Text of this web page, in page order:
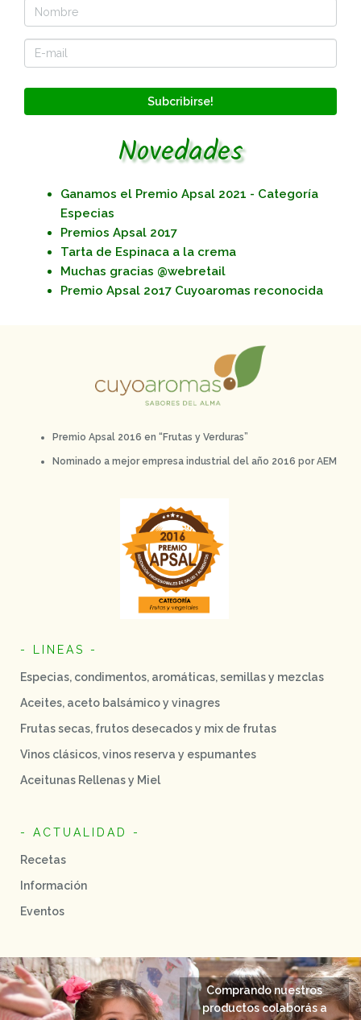
Subcribirse!
Novedades
Ganamos el Premio Apsal 2021 - Categoría
Especias
Premios Apsal 2017
Tarta de Espinaca a la crema
Muchas gracias @webretail
Premio Apsal 2o17 Cuyoaromas reconocida
Premio Apsal 2016 en “Frutas y Verduras”
Nominado a mejor empresa industrial del año 2016 por AEM
- LINEAS -
Especias, condimentos, aromáticas, semillas y mezclas
Aceites, aceto balsámico y vinagres
Frutas secas, frutos desecados y mix de frutas
Vinos clásicos, vinos reserva y espumantes
Aceitunas Rellenas y Miel
- ACTUALIDAD -
Recetas
Información
Eventos
Comprando nuestros
productos colaborás a